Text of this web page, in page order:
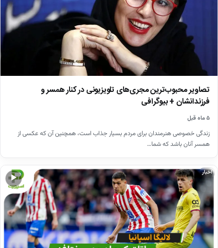
تصاویر محبوب‌ترین مجری‌های تلویزیونی در کنار همسر و
فرزندانشان + بیوگرافی
۵ ماه قبل
زندگی خصوصی هنرمندان برای مردم بسیار جذاب است، همچنین آن که عکسی از
همسر آنان باشد که شما…
▶
اخبار